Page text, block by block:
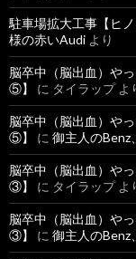
駐車場拡大工事【ヒ
様の赤いAudi より
脳卒中（脳出血）や
⑤】
に タイラップよ
脳卒中（脳出血）や
⑤】
に 御主人のBenz
脳卒中（脳出血）や
③】
に タイラップよ
脳卒中（脳出血）や
③】
に 御主人のBenz